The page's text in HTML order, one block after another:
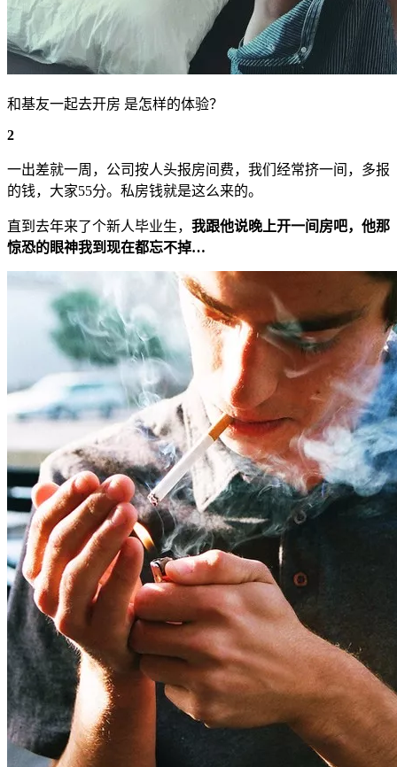
和基友一起去开房 是怎样的体验？
2
一出差就一周，公司按人头报房间费，我们经常挤一间，多报
的钱，大家55分。私房钱就是这么来的。
直到去年来了个新人毕业生， 我跟他说晚上开一间房吧，他那
惊恐的眼神我到现在都忘不掉…